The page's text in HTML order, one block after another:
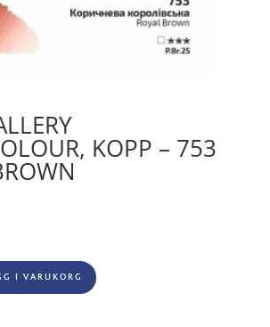
KOPP – 753
I VARUKORG